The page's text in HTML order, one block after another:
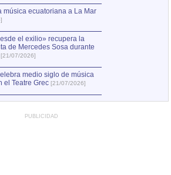
música ecuatoriana a La Mar
el exilio» recupera la
de Mercedes Sosa durante
[21/07/2026]
medio siglo de música
el Teatre Grec [21/07/2026]
PUBLICIDAD